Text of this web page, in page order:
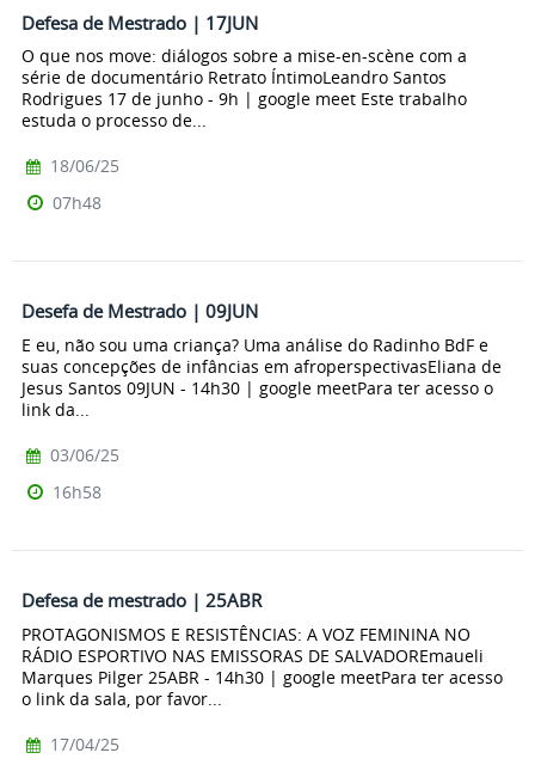
Defesa de Mestrado | 17JUN
O que nos move: diálogos sobre a mise-en-scène com a
série de documentário Retrato ÍntimoLeandro Santos
Rodrigues 17 de junho - 9h | google meet Este trabalho
estuda o processo de...
18/06/25
07h48
Desefa de Mestrado | 09JUN
E eu, não sou uma criança? Uma análise do Radinho BdF e
suas concepções de infâncias em afroperspectivasEliana de
Jesus Santos 09JUN - 14h30 | google meetPara ter acesso o
link da...
03/06/25
16h58
Defesa de mestrado | 25ABR
PROTAGONISMOS E RESISTÊNCIAS: A VOZ FEMININA NO
RÁDIO ESPORTIVO NAS EMISSORAS DE SALVADOREmaueli
Marques Pilger 25ABR - 14h30 | google meetPara ter acesso
o link da sala, por favor...
17/04/25